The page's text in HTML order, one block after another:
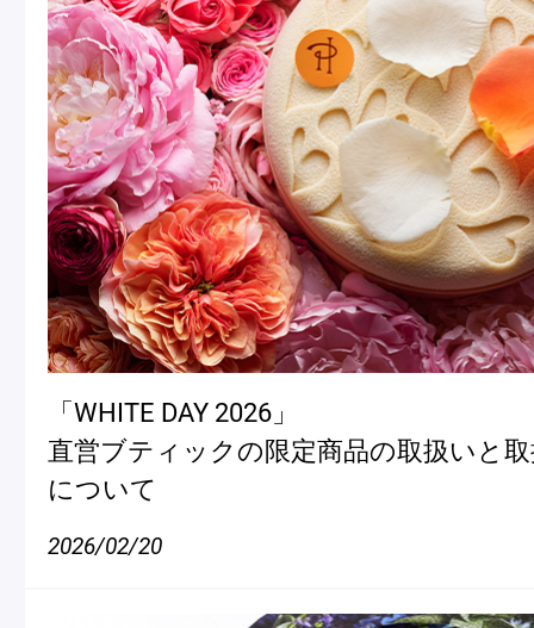
「WHITE DAY 2026」
直営ブティックの限定商品の取扱いと
について
2026/02/20